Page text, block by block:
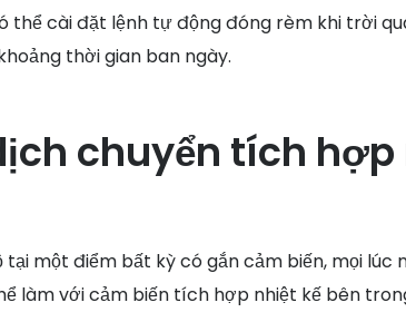
thể cài đặt lệnh tự động đóng rèm khi trời
thời gian ban ngày.
chuyển tích hợp
một điểm bất kỳ có gắn cảm biến, mọi lúc
làm với cảm biến tích hợp nhiệt kế bên